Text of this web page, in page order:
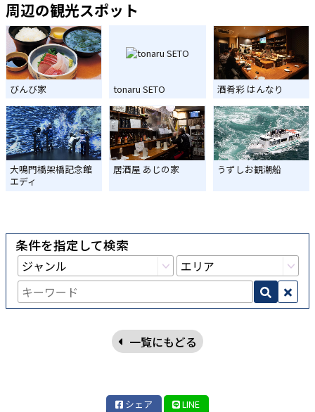
周辺の観光スポット
びんび家 tonaru SETO 酒肴彩 はんなり
大鳴門橋架橋記念館
エディ
居酒屋 あじの家 うずしお観潮船
条件を指定して検索
一覧にもどる
シェア LINE